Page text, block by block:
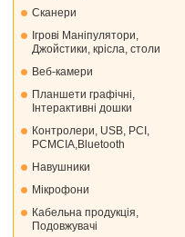
Сканери
Ігрові Маніпулятори,
Джойстики, крісла, столи
Веб-камери
Планшети графічні,
Інтерактивні дошки
Контролери, USB, PCI,
PCMCIA,Bluetooth
Навушники
Мікрофони
Кабельна продукція,
Подовжувачі